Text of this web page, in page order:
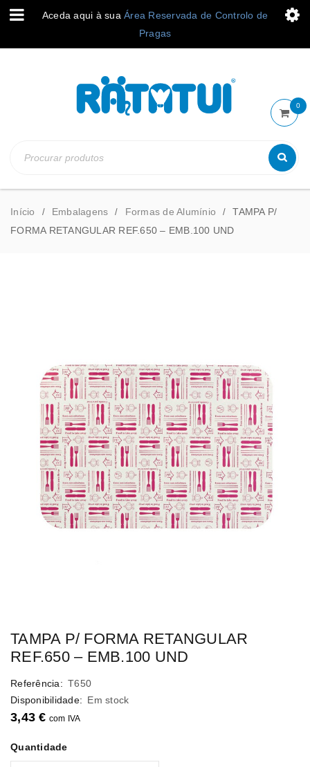
Aceda aqui à sua Área Reservada de Controlo de
Pragas
0
Início / Embalagens / Formas de Alumínio /
TAMPA P/
FORMA RETANGULAR REF.650 – EMB.100 UND
TAMPA P/ FORMA RETANGULAR
REF.650 – EMB.100 UND
Referência: T650
Disponibilidade: Em stock
3,43€ com IVA
Quantidade